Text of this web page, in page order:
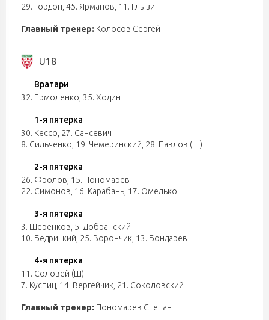
29. Гордон 45. Ярманов 11. Глызин
Главный тренер: Колосов Сергей
U18
Вратари
32. Ермоленко 35. Ходин
1-я пятерка
30. Кессо 27. Сансевич
8. Сильченко 19. Чемеринский 28. Павлов (Ш)
2-я пятерка
26. Фролов 15. Пономарёв
22. Симонов 16. Карабань 17. Омелько
3-я пятерка
3. Шеренков 5. Добранский
10. Бедрицкий 25. Ворончик 13. Бондарев
4-я пятерка
11. Соловей (Ш)
7. Куспиц 14. Вергейчик 21. Соколовский
Главный тренер: Пономарев Степан